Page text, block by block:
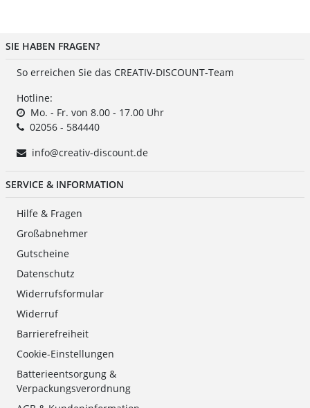
SIE HABEN FRAGEN?
So erreichen Sie das CREATIV-DISCOUNT-Team
Hotline:
Mo. - Fr. von 8.00 - 17.00 Uhr
02056 - 584440
info@creativ-discount.de
SERVICE & INFORMATION
Hilfe & Fragen
Großabnehmer
Gutscheine
Datenschutz
Widerrufsformular
Widerruf
Barrierefreiheit
Cookie-Einstellungen
Batterieentsorgung &
Verpackungsverordnung